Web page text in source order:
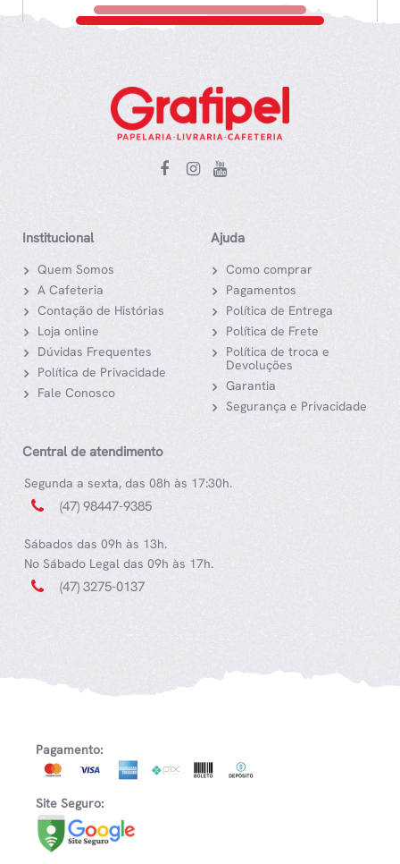
Institucional
Quem Somos
A Cafeteria
Contação de Histórias
Loja online
Dúvidas Frequentes
Política de Privacidade
Fale Conosco
Ajuda
Como comprar
Pagamentos
Política de Entrega
Política de Frete
Política de troca e
Devoluções
Garantia
Segurança e Privacidade
Central de atendimento
Segunda a sexta, das 08h às 17:30h.
(47) 98447-9385
Sábados das 09h às 13h.
No Sábado Legal das 09h às 17h.
(47) 3275-0137
Pagamento:
Site Seguro: